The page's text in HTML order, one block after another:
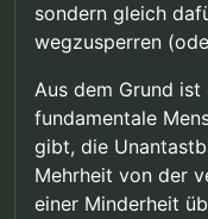
sondern gleich
wegzusperren
Aus dem Grund
fundamentale
gibt, die
Mehrheit von der
einer Minderheit